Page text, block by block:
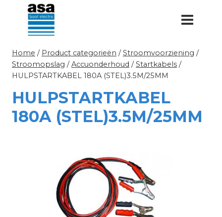
Doorgaan
inhoud
Home / Product categorieën / Stroomvoorziening /
Stroomopslag / Accuonderhoud / Startkabels /
HULPSTARTKABEL 180A (STEL)3.5M/25MM
HULPSTARTKABEL
180A (STEL)3.5M/25MM